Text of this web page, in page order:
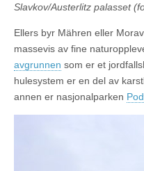
Slavkov/Austerlitz palasset
Ellers byr Mähren eller
massevis av fine
avgrunnen som er et
hulesystem er en del av
annen er nasjonalparken